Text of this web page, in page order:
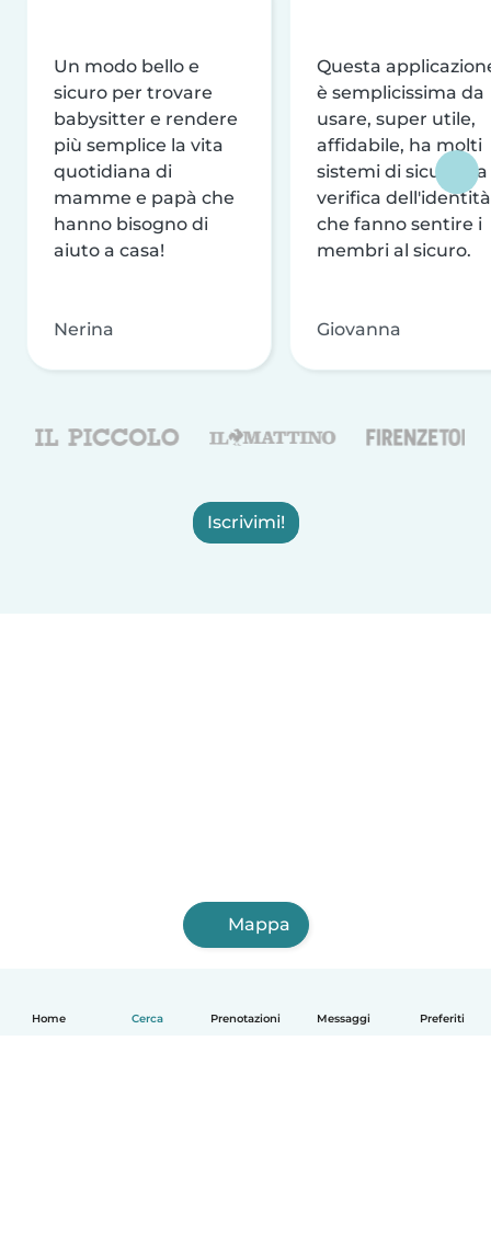
Home Cerca Prenotazioni Messaggi Preferiti
Un modo bello e
sicuro per trovare
babysitter e rendere
più semplice la vita
quotidiana di
mamme e papà che
hanno bisogno di
aiuto a casa!
Nerina
Questa
è semplicissima da
usare, super utile,
affidabile, ha molti
sistemi di sicurezza
verifica dell'identità
che fanno sentire i
membri al sicuro.
Giovanna
Iscrivimi!
Mappa